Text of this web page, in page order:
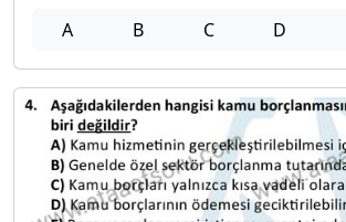
A B C D